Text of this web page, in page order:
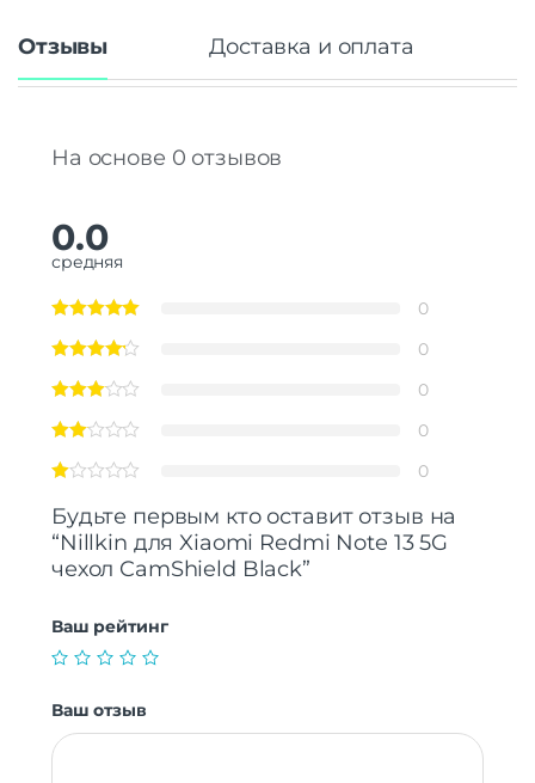
Отзывы Доставка и оплата
На основе 0 отзывов
0.0
средняя
0
0
0
0
0
Будьте первым кто оставит отзыв на
“Nillkin для Xiaomi Redmi Note 13 5G
чехол CamShield Black”
Ваш рейтинг
Ваш отзыв